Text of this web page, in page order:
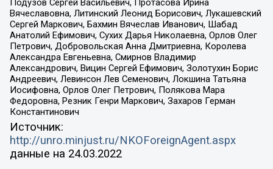
Вячеславовна, Литинский Леонид Борисович, Лукашевский
Сергей Маркович, Бахмин Вячеслав Иванович, Шабад
Анатолий Ефимович, Сухих Дарья Николаевна, Орлов Олег
Петрович, Добровольская Анна Дмитриевна, Королева
Александра Евгеньевна, Смирнов Владимир
Александрович, Вицин Сергей Ефимович, Золотухин Борис
Андреевич, Левинсон Лев Семенович, Локшина Татьяна
Иосифовна, Орлов Олег Петрович, Полякова Мара
Федоровна, Резник Генри Маркович, Захаров Герман
Константинович
Источник:
http://unro.minjust.ru/NKOForeignAgent.aspx
данные на 24.03.2022